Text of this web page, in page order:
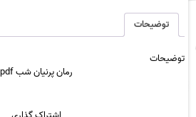
عددتوضیحات
توضیحات
رمان پرنیان شب pdf